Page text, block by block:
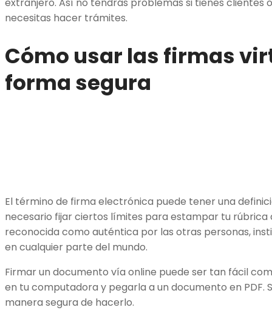
necesitas hacer trámites.
Cómo usar las firmas
forma segura
El término de firma electrónica puede tener una
necesario fijar ciertos límites para estampar tu rúbrica
reconocida como auténtica por las otras personas,
en cualquier parte del mundo.
Firmar un documento vía online puede ser tan fácil
en tu computadora y pegarla a un documento en PDF.
manera segura de hacerlo.